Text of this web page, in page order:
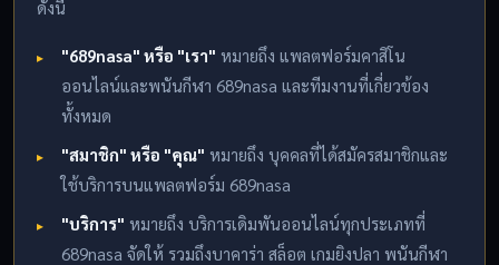
ดังนี้
"689nasa" หรือ "เรา" หมายถึง แพลตฟอร์มคาสิโน
ออนไลน์และพนันกีฬา 689nasa และทีมงานที่เกี่ยวข้อง
ทั้งหมด
"สมาชิก" หรือ "คุณ" หมายถึง บุคคลที่ได้สมัครสมาชิกและ
ใช้บริการบนแพลตฟอร์ม 689nasa
"บริการ" หมายถึง บริการเดิมพันออนไลน์ทุกประเภทที่
689nasa จัดให้ รวมถึงบาคาร่า สล็อต เกมยิงปลา พนันกีฬา